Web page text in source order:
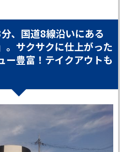
、国道8線沿いにある
。サクサクに仕上がった
ー豊富！テイクアウトも